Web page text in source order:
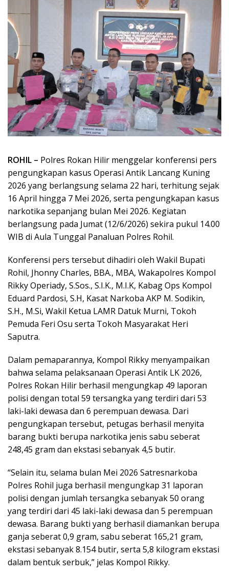
ROHIL – Polres Rokan Hilir menggelar konferensi pers
pengungkapan kasus Operasi Antik Lancang Kuning
2026 yang berlangsung selama 22 hari, terhitung sejak
16 April hingga 7 Mei 2026, serta pengungkapan kasus
narkotika sepanjang bulan Mei 2026. Kegiatan
berlangsung pada Jumat (12/6/2026) sekira pukul 14.00
WIB di Aula Tunggal Panaluan Polres Rohil.
Konferensi pers tersebut dihadiri oleh Wakil Bupati
Rohil, Jhonny Charles, BBA., MBA, Wakapolres Kompol
Rikky Operiady, S.Sos., S.I.K., M.I.K, Kabag Ops Kompol
Eduard Pardosi, S.H, Kasat Narkoba AKP M. Sodikin,
S.H., M.Si, Wakil Ketua LAMR Datuk Murni, Tokoh
Pemuda Feri Osu serta Tokoh Masyarakat Heri
Saputra.
Dalam pemaparannya, Kompol Rikky menyampaikan
bahwa selama pelaksanaan Operasi Antik LK 2026,
Polres Rokan Hilir berhasil mengungkap 49 laporan
polisi dengan total 59 tersangka yang terdiri dari 53
laki-laki dewasa dan 6 perempuan dewasa. Dari
pengungkapan tersebut, petugas berhasil menyita
barang bukti berupa narkotika jenis sabu seberat
248,45 gram dan ekstasi sebanyak 4,5 butir.
“Selain itu, selama bulan Mei 2026 Satresnarkoba
Polres Rohil juga berhasil mengungkap 31 laporan
polisi dengan jumlah tersangka sebanyak 50 orang
yang terdiri dari 45 laki-laki dewasa dan 5 perempuan
dewasa. Barang bukti yang berhasil diamankan berupa
ganja seberat 0,9 gram, sabu seberat 165,21 gram,
ekstasi sebanyak 8.154 butir, serta 5,8 kilogram ekstasi
dalam bentuk serbuk,” jelas Kompol Rikky.